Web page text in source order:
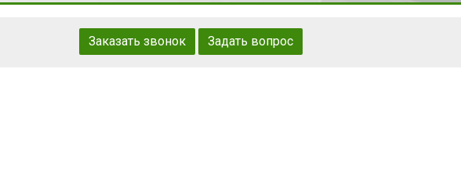
Заказать звонок Задать вопрос